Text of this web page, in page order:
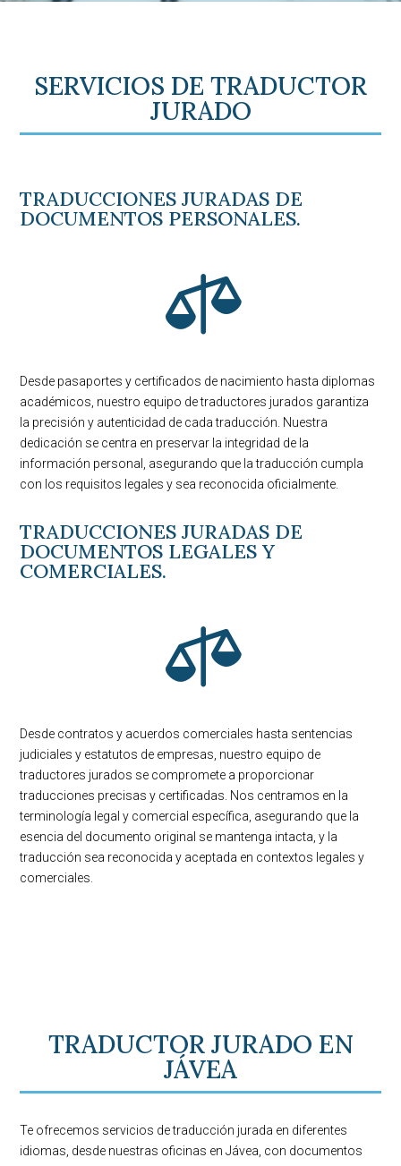
SERVICIOS DE TRADUCTOR
JURADO
TRADUCCIONES JURADAS DE
DOCUMENTOS PERSONALES.

Desde pasaportes y certificados de nacimiento hasta diplomas
académicos, nuestro equipo de traductores jurados garantiza
la precisión y autenticidad de cada traducción. Nuestra
dedicación se centra en preservar la integridad de la
información personal, asegurando que la traducción cumpla
con los requisitos legales y sea reconocida oficialmente.
TRADUCCIONES JURADAS DE
DOCUMENTOS LEGALES Y
COMERCIALES.

Desde contratos y acuerdos comerciales hasta sentencias
judiciales y estatutos de empresas, nuestro equipo de
traductores jurados se compromete a proporcionar
traducciones precisas y certificadas. Nos centramos en la
terminología legal y comercial específica, asegurando que la
esencia del documento original se mantenga intacta, y la
traducción sea reconocida y aceptada en contextos legales y
comerciales.
TRADUCTOR JURADO EN
JÁVEA
Te ofrecemos servicios de traducción jurada en diferentes
idiomas, desde nuestras oficinas en Jávea, con documentos